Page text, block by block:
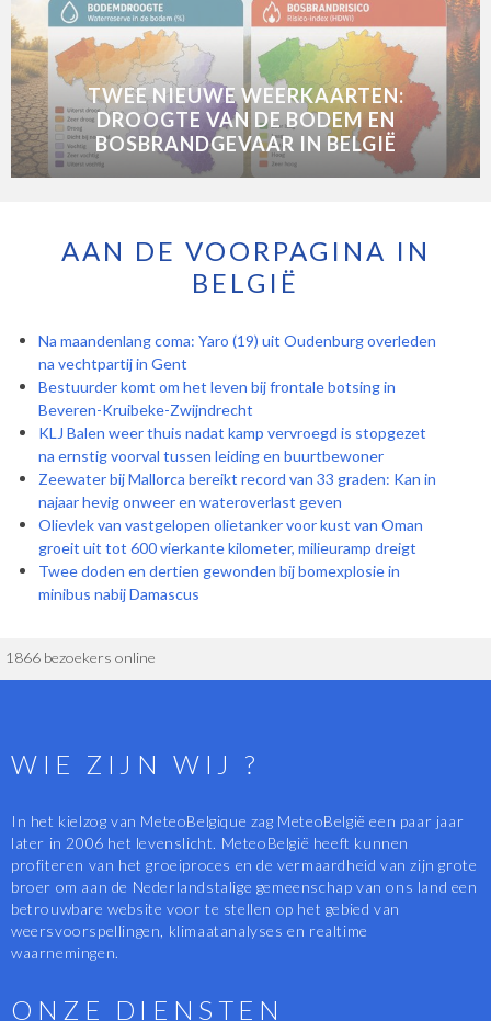
TWEE NIEUWE WEERKAARTEN:
DROOGTE VAN DE BODEM EN
BOSBRANDGEVAAR IN BELGIË
AAN DE VOORPAGINA IN
BELGIË
Na maandenlang coma: Yaro (19) uit Oudenburg overleden
na vechtpartij in Gent
Bestuurder komt om het leven bij frontale botsing in
Beveren-Kruibeke-Zwijndrecht
KLJ Balen weer thuis nadat kamp vervroegd is stopgezet
na ernstig voorval tussen leiding en buurtbewoner
Zeewater bij Mallorca bereikt record van 33 graden: Kan in
najaar hevig onweer en wateroverlast geven
Olievlek van vastgelopen olietanker voor kust van Oman
groeit uit tot 600 vierkante kilometer, milieuramp dreigt
Twee doden en dertien gewonden bij bomexplosie in
minibus nabij Damascus
1866 bezoekers online
WIE ZIJN WIJ ?
In het kielzog van MeteoBelgique zag MeteoBelgië een paar jaar
later in 2006 het levenslicht. MeteoBelgië heeft kunnen
profiteren van het groeiproces en de vermaardheid van zijn grote
broer om aan de Nederlandstalige gemeenschap van ons land een
betrouwbare website voor te stellen op het gebied van
weersvoorspellingen, klimaatanalyses en realtime
waarnemingen.
ONZE DIENSTEN